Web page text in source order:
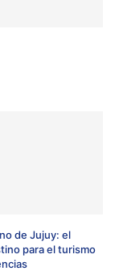
de Jujuy: el
para el turismo